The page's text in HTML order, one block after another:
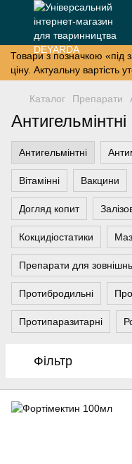
Товари з позначкою «під
ціну. Актуальну
Каталог Препарати
Антигельмінтні
Антигельмінтні
Вітамінні Вакцини
Догляд копит
Кокцидіостатики
Препарати для
Протибродильні
Протипаразитарні
Фільтр